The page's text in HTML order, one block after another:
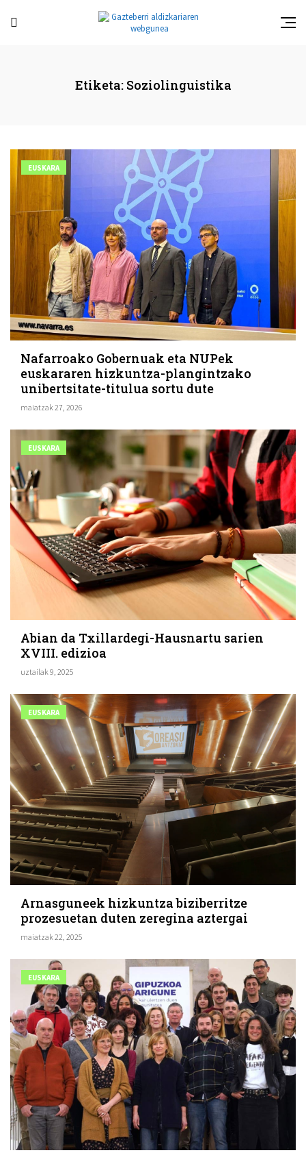
Etiketa: Soziolinguistika
EUSKARA
Nafarroako Gobernuak eta NUPek
euskararen hizkuntza-plangintzako
unibertsitate-titulua sortu dute
maiatzak 27, 2026
EUSKARA
Abian da Txillardegi-Hausnartu sarien
XVIII. edizioa
uztailak 9, 2025
EUSKARA
Arnasguneek hizkuntza biziberritze
prozesuetan duten zeregina aztergai
maiatzak 22, 2025
EUSKARA